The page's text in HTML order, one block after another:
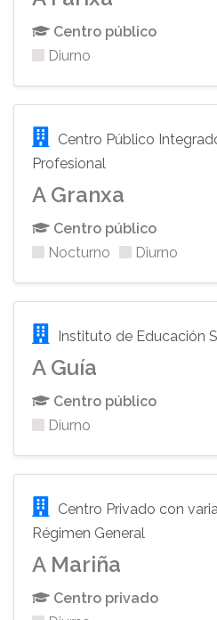
Centro público
Diurno
Centro Público
Profesional
A Granxa
Centro público
Nocturno
Diurno
Instituto de Educación
A Guía
Centro público
Diurno
Centro Privado con
Régimen General
A Mariña
Centro privado